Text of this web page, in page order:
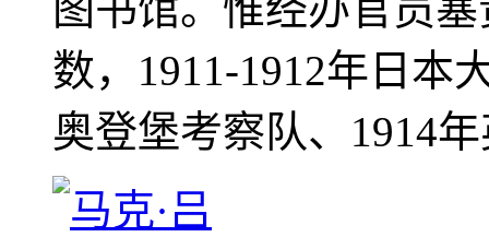
图书馆。惟经办官员
数，1911-1912年日本
奥登堡考察队、1914